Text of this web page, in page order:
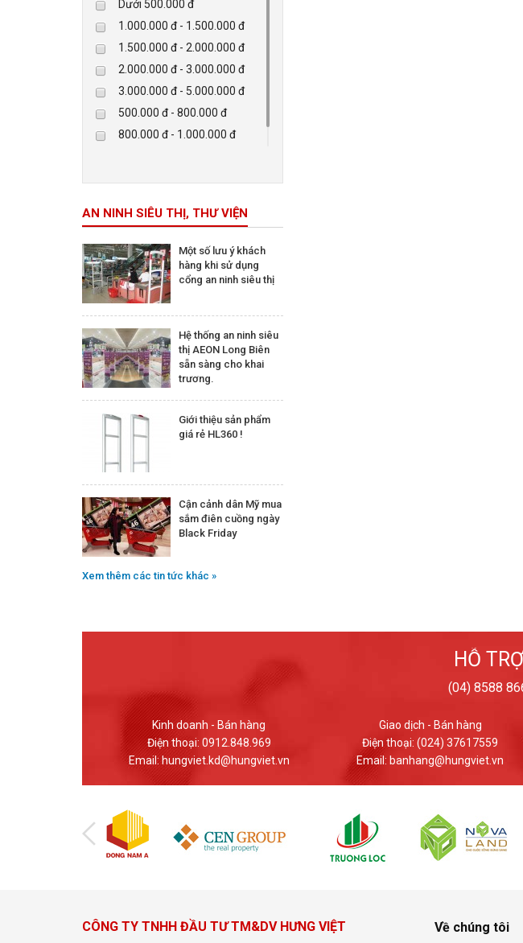
D-max
HIKVISON
Eguard
Khác
Rapiscan
Dưới 500.000 đ
1.000.000 đ - 1.500.000 đ
1.500.000 đ - 2.000.000 đ
2.000.000 đ - 3.000.000 đ
3.000.000 đ - 5.000.000 đ
500.000 đ - 800.000 đ
800.000 đ - 1.000.000 đ
AN NINH SIÊU THỊ, THƯ VIỆN
Một số lưu ý khách
hàng khi sử dụng
cổng an ninh siêu thị
Hệ thống an ninh siêu
thị AEON Long Biên
sẵn sàng cho khai
trương.
Giới thiệu sản phẩm
giá rẻ HL360 !
Cận cảnh dân Mỹ mua
sắm điên cuồng ngày
Black Friday
Xem thêm các tin tức khác »
HỖ
(04) 8588
Giao dịch - Bán hàng
Điện thoại: (024) 37617559
Email: banhang@hungviet.vn
Kinh doanh - Bán hàng
Điện thoại: 0912.848.969
Email: hungviet.kd@hungviet.vn
CÔNG TY TNHH ĐẦU TƯ TM&DV HƯNG VIỆT Về chúng tôi